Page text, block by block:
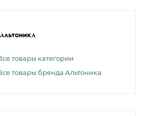
товары категории
товары бренда Альтоника